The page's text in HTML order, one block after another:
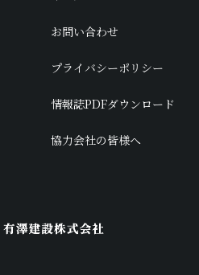
お問い合わせ
プライバシーポリシー
情報誌PDFダウンロード
協力会社の皆様へ